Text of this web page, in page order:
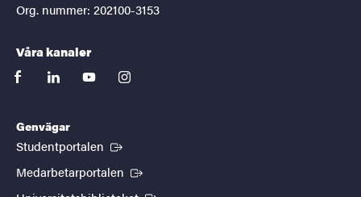
Org. nummer: 202100-3153
Våra kanaler
facebooklinkedinyoutubeinstagram
Genvägar
Studentportalen (Extern länk)
Medarbetarportalen (Extern länk)